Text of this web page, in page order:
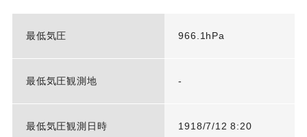
最低気圧 966.1hPa
最低気圧観測地 -
最低気圧観測日時 1918/7/12 8:20